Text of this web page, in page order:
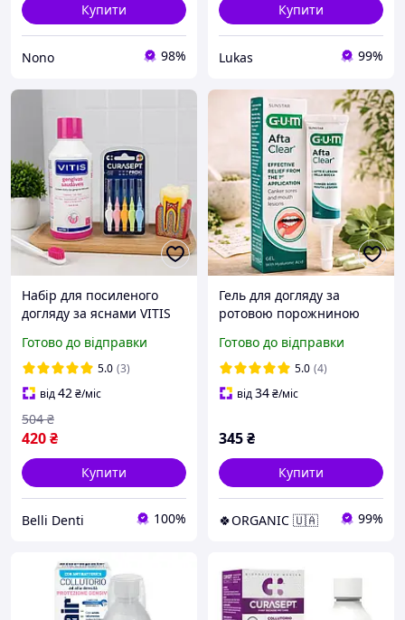
Купити
Nono 98%
Купити
Lukas 99%
Набір для посиленого
догляду за яснами VITIS
мл + йоржики Curasept 5
шт
Готово до відправки
5.0 (3)
від42₴/міс
420₴
504 ₴
Купити
Belli Denti 100%
Гель для догляду за
ротовою порожниною
травм і виразок 10 мл
Готово до відправки
5.0 (4)
від34₴/міс
345₴
Купити
🍀ORGANIC 🇺🇦 99%